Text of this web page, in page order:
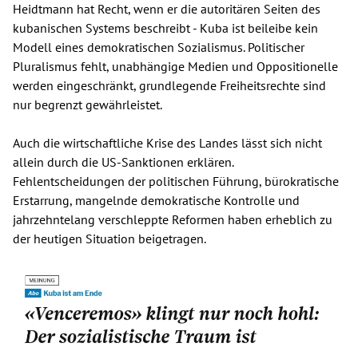
Heidtmann hat Recht, wenn er die autoritären Seiten des
kubanischen Systems beschreibt - Kuba ist beileibe kein
Modell eines demokratischen Sozialismus. Politischer
Pluralismus fehlt, unabhängige Medien und Oppositionelle
werden eingeschränkt, grundlegende Freiheitsrechte sind
nur begrenzt gewährleistet.
Auch die wirtschaftliche Krise des Landes lässt sich nicht
allein durch die US-Sanktionen erklären.
Fehlentscheidungen der politischen Führung, bürokratische
Erstarrung, mangelnde demokratische Kontrolle und
jahrzehntelang verschleppte Reformen haben erheblich zu
der heutigen Situation beigetragen.